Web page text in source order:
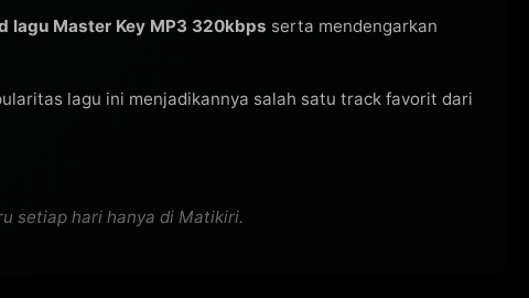
lagu Master Key MP3 320kbps serta mendengarkan
lagu ini menjadikannya salah satu track favorit dari
setiap hari hanya di Matikiri.